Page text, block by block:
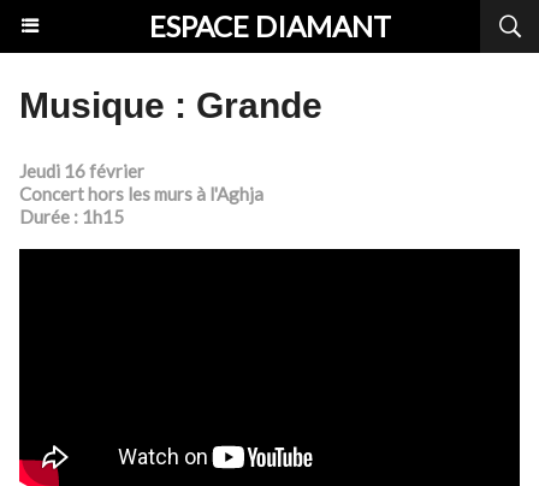
ESPACE DIAMANT
Musique : Grande
Jeudi 16 février
Concert hors les murs à l'Aghja
Durée : 1h15